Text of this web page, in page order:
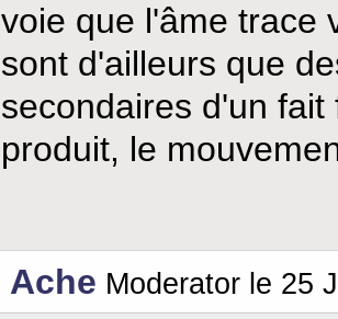
voie que l'âme trace
sont d'ailleurs que
secondaires d'un
produit, le
Ache Moderator le 25